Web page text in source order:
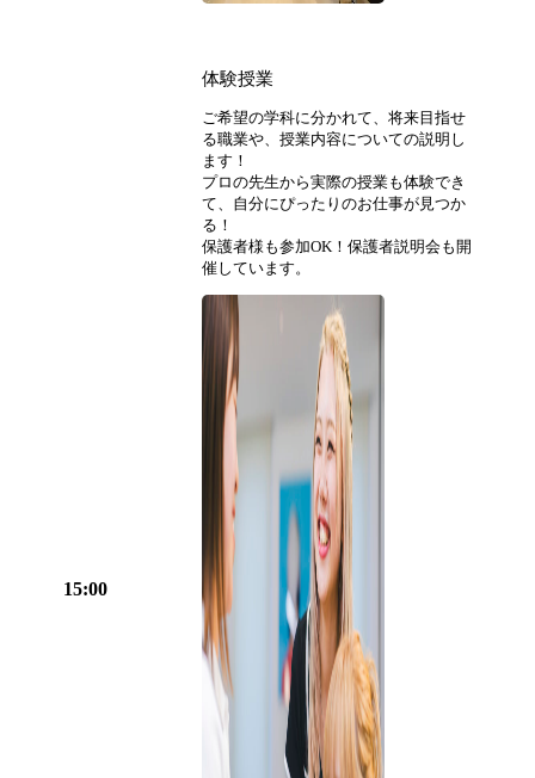
15:00
体験授業
ご希望の学科に分かれて、将来目指せ
る職業や、授業内容についての説明し
ます！
プロの先生から実際の授業も体験でき
て、自分にぴったりのお仕事が見つか
る！
保護者様も参加OK！保護者説明会も開
催しています。